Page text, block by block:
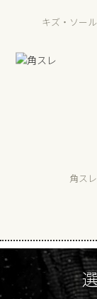
キズ・ソー
角スレ